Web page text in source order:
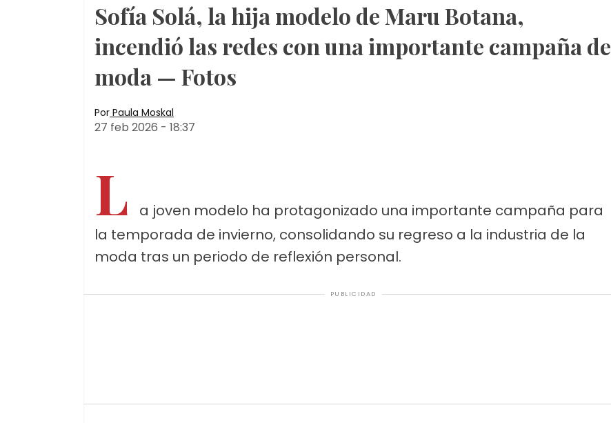
Sofía Solá, la hija modelo de Maru Botana,
incendió las redes con una importante campaña de
moda — Fotos
Por Paula Moskal
27 feb 2026 - 18:37
L
a joven modelo ha protagonizado una importante campaña para
la temporada de invierno, consolidando su regreso a la industria de la
moda tras un periodo de reflexión personal.
PUBLICIDAD